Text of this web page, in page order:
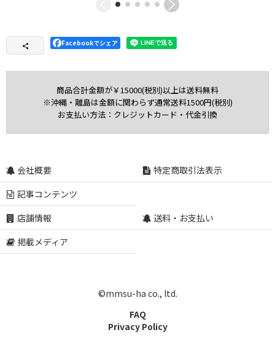
Facebookでシェア
商品合計金額が￥15000(税別)以上は送料無料
※沖縄・離島は金額に関わらず通常送料1500円(税別)
お支払い方法：クレジットカード・代金引換
会社概要
特定商取引法表示
記事コンテンツ
店舗情報
送料・お支払い
掲載メディア
©mmsu-ha co., ltd.
FAQ
Privacy Policy